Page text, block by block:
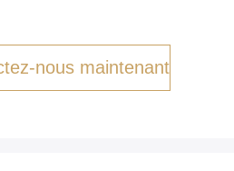
nous maintenant